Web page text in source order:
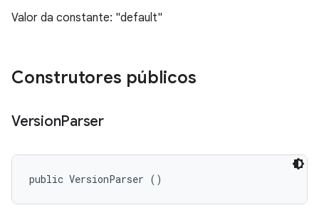
Valor da constante: "default"
Construtores públicos
VersionParser
public VersionParser ()